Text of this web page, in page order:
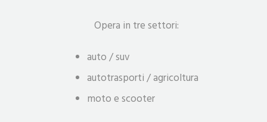
Opera in tre settori:
auto / suv
autotrasporti / agricoltura
moto e scooter